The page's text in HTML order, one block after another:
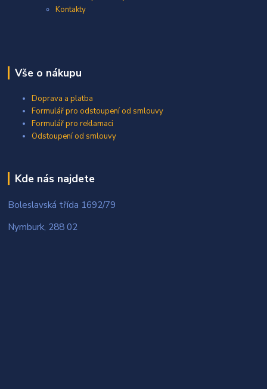
Kontakty
Vše o nákupu
Doprava a platba
Formulář pro odstoupení od smlouvy
Formulář pro reklamaci
Odstoupení od smlouvy
Kde nás najdete
Boleslavská třída 1692/79
Nymburk, 288 02